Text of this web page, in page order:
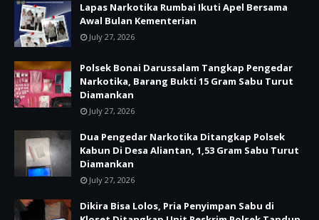
Lapas Narkotika Rumbai Ikuti Apel Bersama
Awal Bulan Kementerian
July 27, 2026
Polsek Bonai Darussalam Tangkap Pengedar
Narkotika, Barang Bukti 15 Gram Sabu Turut
Diamankan
July 27, 2026
Dua Pengedar Narkotika Ditangkap Polsek
Kabun Di Desa Aliantan, 1,53 Gram Sabu Turut
Diamankan
July 27, 2026
Dikira Bisa Lolos, Pria Penyimpan Sabu di